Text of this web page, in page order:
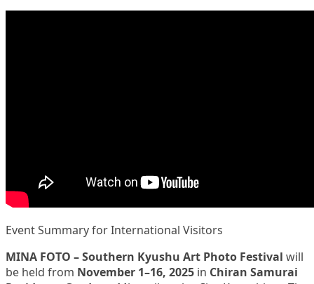
Event Summary for International Visitors
MINA FOTO – Southern Kyushu Art Photo Festival will
be held from November 1–16, 2025 in Chiran Samurai